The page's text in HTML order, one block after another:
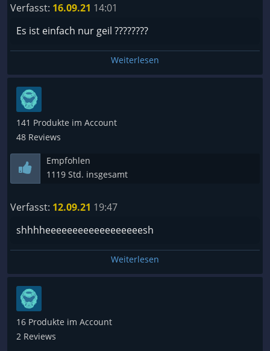
Verfasst: 16.09.21 14:01
Es ist einfach nur geil ????????
Weiterlesen
141 Produkte im Account
48 Reviews
Empfohlen
1119 Std. insgesamt
Verfasst: 12.09.21 19:47
shhhheeeeeeeeeeeeeeeeeesh
Weiterlesen
16 Produkte im Account
2 Reviews